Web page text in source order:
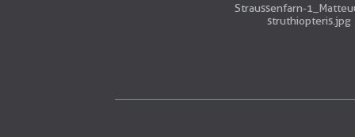
Straussenfarn-
struthiopteris.jpg